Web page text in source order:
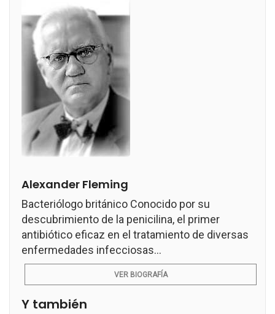
Alexander Fleming
Bacteriólogo británico Conocido por su
descubrimiento de la penicilina, el primer
antibiótico eficaz en el tratamiento de diversas
enfermedades infecciosas...
VER BIOGRAFÍA
Y también